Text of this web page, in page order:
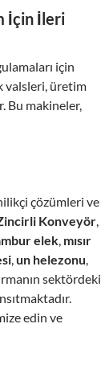
İçin İleri
için
valsleri, üretim
Bu makineler,
çözümleri ve
Konveyör,
elek, mısır
,un helezonu,
sektördeki
edin ve